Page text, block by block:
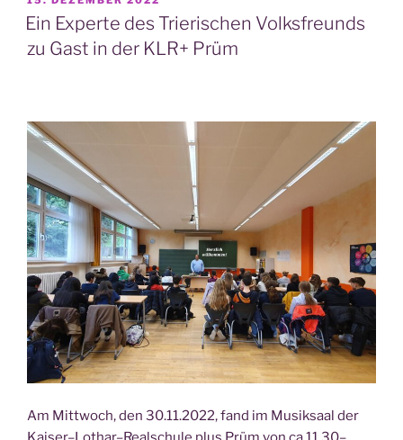
AM
Ein Experte des Trierischen Volksfreunds
zu Gast in der KLR+ Prüm
Am Mitt­woch, den 30.11.2022, fand im Musik­saal der